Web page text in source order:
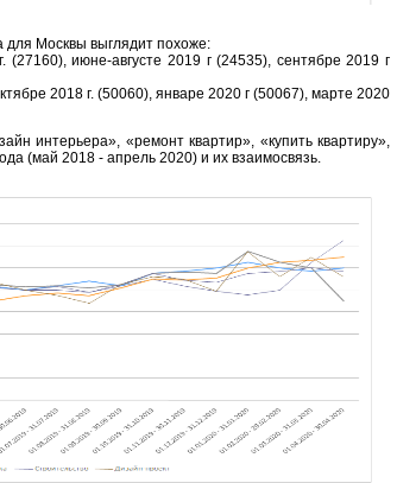
для Москвы выглядит похоже:
июне-августе 2019 г (24535), сентябре 2019 г
2018 г. (50060), январе 2020 г (50067), марте 2020
интерьера», «ремонт квартир», «купить квартиру»,
(май 2018 - апрель 2020) и их взаимосвязь.